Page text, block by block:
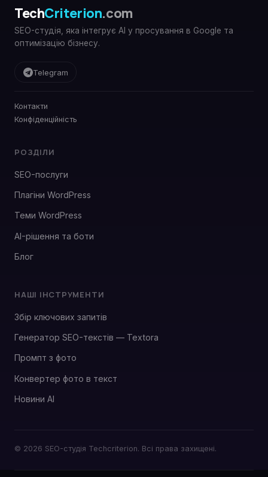
TechCriterion.com
SEO-студія, яка інтегрує AI у просування в Google та
оптимізацію бізнесу.
Telegram
Контакти
Конфіденційність
РОЗДІЛИ
SEO-послуги
Плагіни WordPress
Теми WordPress
AI-рішення та боти
Блог
НАШІ ІНСТРУМЕНТИ
Збір ключових запитів
Генератор SEO-текстів — Textora
Промпт з фото
Конвертер фото в текст
Новини AI
© 2026 SEO-студія Techcriterion. Всі права захищені.